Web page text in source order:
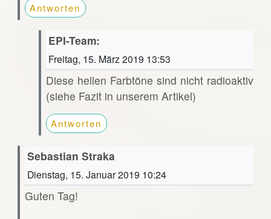
Antworten
EPI-Team:
Freitag, 15. März 2019 13:53
Diese hellen Farbtöne sind nicht radioaktiv
(siehe Fazit in unserem Artikel)
Antworten
Sebastian Straka
Dienstag, 15. Januar 2019 10:24
Guten Tag!